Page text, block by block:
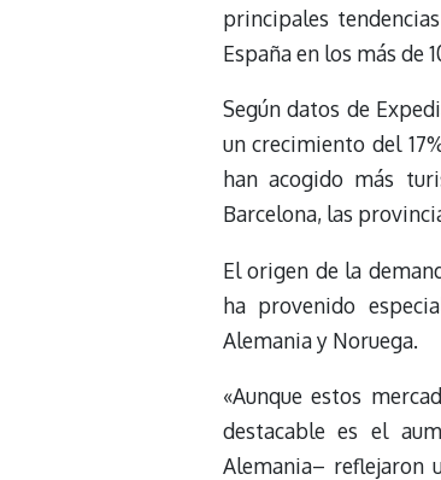
principales
España en los más
Según datos de
un crecimiento del
han acogido más
Barcelona, las
El origen de la
ha provenido
Alemania y Noruega.
«Aunque estos
destacable es el
Alemania– reflejaron